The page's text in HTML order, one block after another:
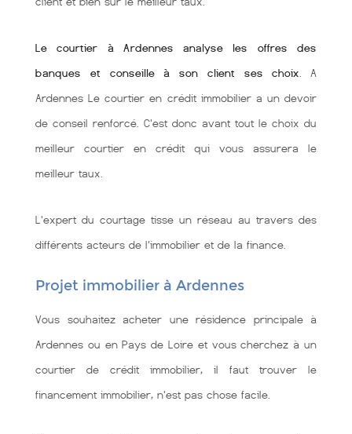
Le courtier à Ardennes analyse les offres des
banques et conseille à son client ses choix . A
Ardennes Le courtier en crédit immobilier a un devoir
de conseil renforcé. C'est donc avant tout le choix du
meilleur courtier en crédit qui vous assurera le
meilleur taux.
L'expert du courtage tisse un réseau au travers des
différents acteurs de l'immobilier et de la finance.
Projet immobilier à Ardennes
Vous souhaitez acheter une résidence principale à
Ardennes ou en Pays de Loire et vous cherchez à un
courtier de crédit immobilier, il faut trouver le
financement immobilier, n'est pas chose facile.